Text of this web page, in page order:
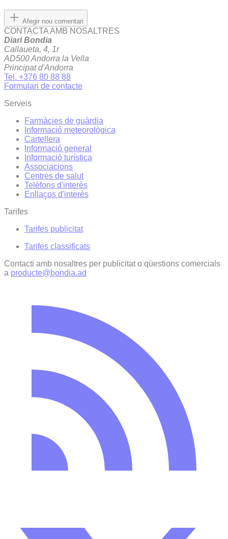
Afegir nou comentari
CONTACTA AMB NOSALTRES
Diari Bondia
Callaueta, 4, 1r
AD500 Andorra la Vella
Principat d'Andorra
Tel. +376 80 88 88
Formulari de contacte
Serveis
Farmàcies de guàrdia
Informació meteorològica
Cartellera
Informació general
Informació turística
Associacions
Centres de salut
Telèfons d'interès
Enllaços d'interés
Tarifes
Tarifes publicitat
Tarifes classificats
Contacti amb nosaltres per publicitat o qüestions comercials
a producte@bondia.ad